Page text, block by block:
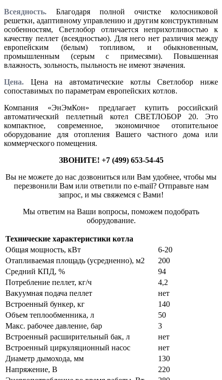
Всеядность. Благодаря полной очистке колосниковой
решетки, адаптивному управлению и другим конструктивным
особенностям, Светлобор отличается неприхотливостью к
качеству пеллет (всеядностью). Для него нет различия между
европейским (белым) топливом, и обыкновенным,
промышленным (серым с примесями). Повышенная
влажность, зольность, пыльность не имеют значения.
Цена. Цена на автоматические котлы Светлобор ниже
сопоставимых по параметрам европейских котлов.
Компания «ЭнЭмКон» предлагает купить российский
автоматический пеллетный котел СВЕТЛОБОР 20. Это
компактное, современное, экономичное отопительное
оборудование для отопления Вашего частного дома или
коммерческого помещения.
ЗВОНИТЕ! +7 (499) 653-54-45
Вы не можете до нас дозвониться или Вам удобнее, чтобы мы
перезвонили Вам или ответили по e-mail? Отправьте нам
запрос, и мы свяжемся с Вами!
Мы ответим на Ваши вопросы, поможем подобрать
оборудование.
Технические характеристики котла
Общая мощность, кВт
6-20
Отапливаемая площадь (усредненно), м2
200
Средний КПД, %
94
Потребление пеллет, кг/ч
4,2
Вакуумная подача пеллет
нет
Встроенный бункер, кг
140
Объем теплообменника, л
50
Макс. рабочее давление, бар
3
Встроенный расширительный бак, л
нет
Встроенный циркуляционный насос
нет
Диаметр дымохода, мм
130
Напряжение, В
220